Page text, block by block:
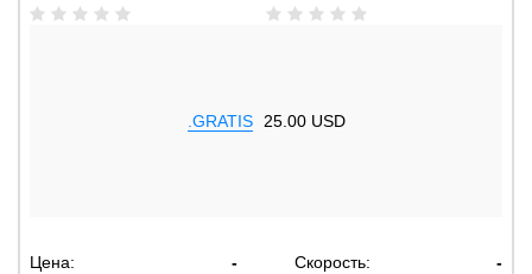
.GRATIS 25.00 USD
Цена: - Скорость:
-